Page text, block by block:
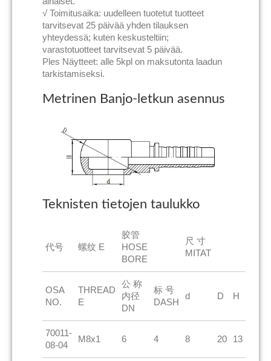
√ Toimitusaika: uudelleen tuotetut tuotteet
tarvitsevat 25 päivää yhden tilauksen
yhteydessä; kuten keskusteltiin;
varastotuotteet tarvitsevat 5 päivää.
Ples Näytteet: alle 5kpl on maksutonta laadun
tarkistamiseksi.
Metrinen Banjo-letkun asennus
Teknisten tietojen taulukko
代号 螺纹 E
胶管
HOSE
BORE
尺 寸
MITAT
OSA
NO.
THREAD
E
公 称
内径
DN
标 号
DASH
d D H
70011-
08-04
M8x1 6 4 8 20 13